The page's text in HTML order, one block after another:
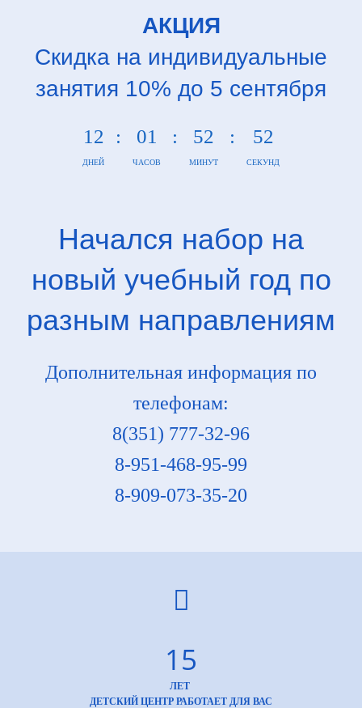
АКЦИЯ
Cкидка на индивидуальные
занятия 10% до 5 сентября
12
ДНЕЙ
: 01
ЧАСОВ
: 52
МИНУТ
: 52
СЕКУНД
Начался набор на
новый учебный год по
разным направлениям
Дополнительная информация по
телефонам:
8(351) 777-32-96
8-951-468-95-99
8-909-073-35-20
15
ЛЕТ
ДЕТСКИЙ ЦЕНТР РАБОТАЕТ ДЛЯ ВАС